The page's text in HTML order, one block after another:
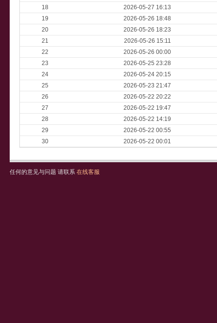
18
2026-05-27 16:13
19
2026-05-26 18:48
20
2026-05-26 18:23
21
2026-05-26 15:11
22
2026-05-26 00:00
23
2026-05-25 23:28
24
2026-05-24 20:15
25
2026-05-23 21:47
26
2026-05-22 20:22
27
2026-05-22 19:47
28
2026-05-22 14:19
29
2026-05-22 00:55
30
2026-05-22 00:01
任何的意见与问题 请联系 在线客服